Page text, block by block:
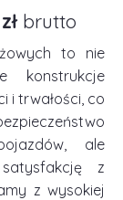
brutto
to nie
konstrukcje
i trwałości, co
ale
z
z wysokiej